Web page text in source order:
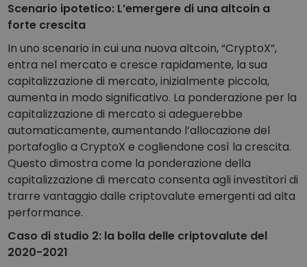
Scenario ipotetico: L’emergere di una altcoin a
forte crescita
In uno scenario in cui una nuova altcoin, “CryptoX”,
entra nel mercato e cresce rapidamente, la sua
capitalizzazione di mercato, inizialmente piccola,
aumenta in modo significativo. La ponderazione per la
capitalizzazione di mercato si adeguerebbe
automaticamente, aumentando l’allocazione del
portafoglio a CryptoX e cogliendone così la crescita.
Questo dimostra come la ponderazione della
capitalizzazione di mercato consenta agli investitori di
trarre vantaggio dalle criptovalute emergenti ad alta
performance.
Caso di studio 2: la bolla delle criptovalute del
2020-2021